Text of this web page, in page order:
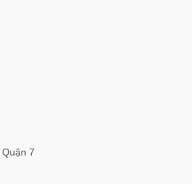
7